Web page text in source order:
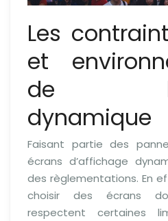
Les
et
de
dynamique
Faisant partie des
écrans d’affichage
des règlementations. En
choisir des écrans
respectent certaines